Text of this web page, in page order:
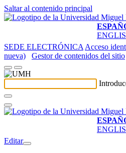
Saltar al contenido principal
SEDE ELECTRÓNICA Acceso
nueva)
Gestor de contenidos del sitio
Editar